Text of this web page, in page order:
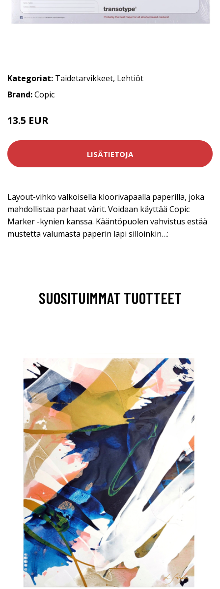
Kategoriat: Taidetarvikkeet, Lehtiöt
Brand:Copic
13.5 EUR
LISÄTIETOJA
Layout-vihko valkoisella kloorivapaalla paperilla, joka
mahdollistaa parhaat värit. Voidaan käyttää Copic
Marker -kynien kanssa. Kääntöpuolen vahvistus estää
mustetta valumasta paperin läpi silloinkin…:
SUOSITUIMMAT TUOTTEET